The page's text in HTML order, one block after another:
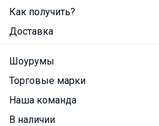
Как получить?
Доставка
Шоурумы
Торговые марки
Наша команда
В наличии